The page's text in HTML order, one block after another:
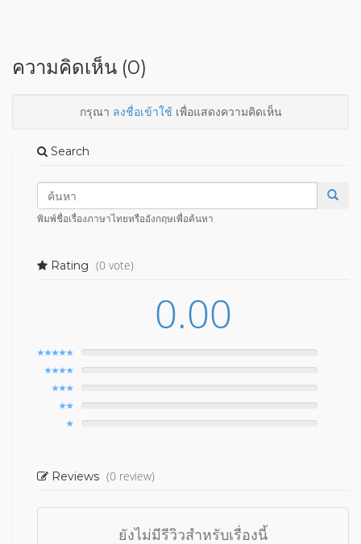
ความคิดเห็น (0)
กรุณา ลงชื่อเข้าใช้เพื่อแสดงความคิดเห็น
Search
พิมพ์ชื่อเรื่องภาษาไทยหรืออังกฤษเพื่อค้นหา
Rating (0 vote)
0.00
Reviews (0 review)
ยังไม่มีรีวิวสำหรับเรื่องนี้